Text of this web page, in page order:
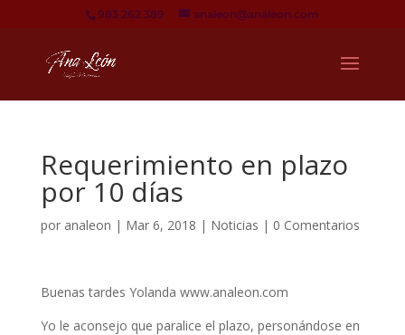
983 262 389 analeon@analeon.com
Requerimiento en plazo
por 10 días
por analeon | Mar 6, 2018 | Noticias | 0 Comentarios
Buenas tardes Yolanda www.analeon.com
Yo le aconsejo que paralice el plazo, personándose en